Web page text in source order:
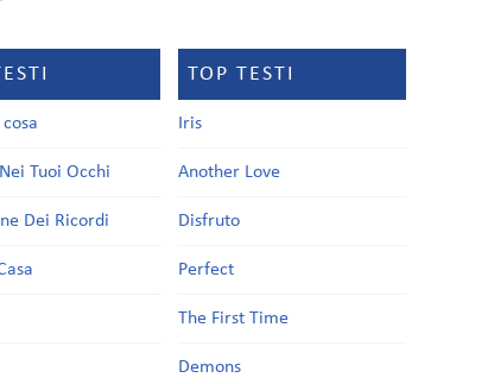
Tuoi Occhi
Dei Ricordi
TOP TESTI
Iris
Another Love
Disfruto
Perfect
The First Time
Demons